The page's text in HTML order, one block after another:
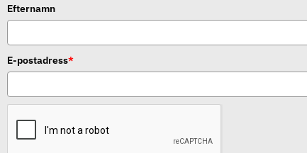
Efternamn
E-postadress*